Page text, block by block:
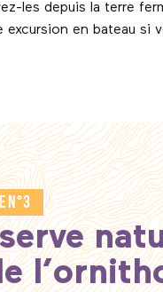
les depuis la terre
excursion en bateau si
n°3